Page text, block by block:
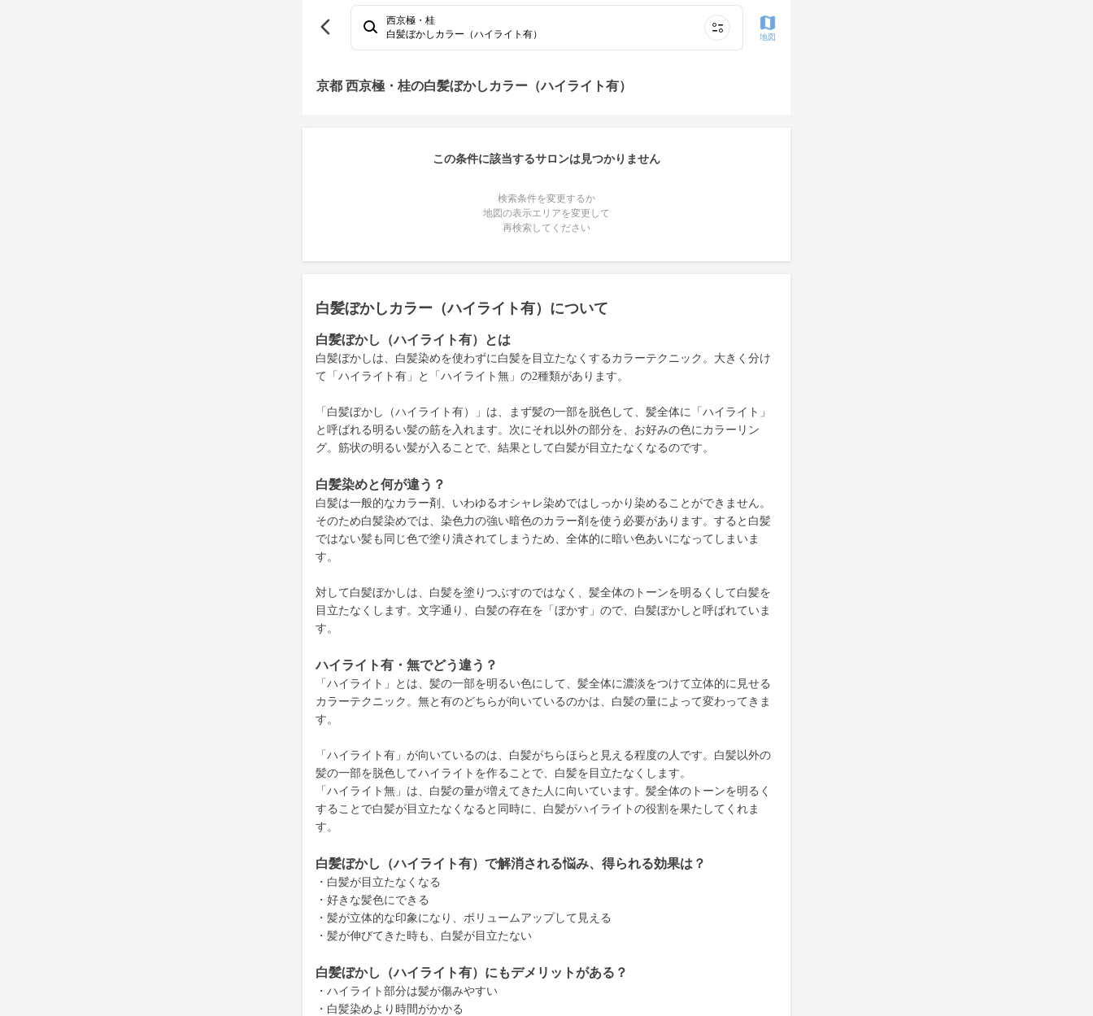
西京極・桂
白髪ぼかしカラー（ハイライト有）
地図
京都 西京極・桂の白髪ぼかしカラー（ハイライト有）
この条件に該当するサロンは見つかりません
検索条件を変更するか
地図の表示エリアを変更して
再検索してください
白髪ぼかしカラー（ハイライト有）について
白髪ぼかし（ハイライト有）とは
白髪ぼかしは、白髪染めを使わずに白髪を目立たなくするカラーテクニック。大きく分け
て「ハイライト有」と「ハイライト無」の2種類があります。
「白髪ぼかし（ハイライト有）」は、まず髪の一部を脱色して、髪全体に「ハイライト」
と呼ばれる明るい髪の筋を入れます。次にそれ以外の部分を、お好みの色にカラーリン
グ。筋状の明るい髪が入ることで、結果として白髪が目立たなくなるのです。
白髪染めと何が違う？
白髪は一般的なカラー剤、いわゆるオシャレ染めではしっかり染めることができません。
そのため白髪染めでは、染色力の強い暗色のカラー剤を使う必要があります。すると白髪
ではない髪も同じ色で塗り潰されてしまうため、全体的に暗い色あいになってしまいま
す。
対して白髪ぼかしは、白髪を塗りつぶすのではなく、髪全体のトーンを明るくして白髪を
目立たなくします。文字通り、白髪の存在を「ぼかす」ので、白髪ぼかしと呼ばれていま
す。
ハイライト有・無でどう違う？
「ハイライト」とは、髪の一部を明るい色にして、髪全体に濃淡をつけて立体的に見せる
カラーテクニック。無と有のどちらが向いているのかは、白髪の量によって変わってきま
す。
「ハイライト有」が向いているのは、白髪がちらほらと見える程度の人です。白髪以外の
髪の一部を脱色してハイライトを作ることで、白髪を目立たなくします。
「ハイライト無」は、白髪の量が増えてきた人に向いています。髪全体のトーンを明るく
することで白髪が目立たなくなると同時に、白髪がハイライトの役割を果たしてくれま
す。
白髪ぼかし（ハイライト有）で解消される悩み、得られる効果は？
・白髪が目立たなくなる
・好きな髪色にできる
・髪が立体的な印象になり、ボリュームアップして見える
・髪が伸びてきた時も、白髪が目立たない
白髪ぼかし（ハイライト有）にもデメリットがある？
・ハイライト部分は髪が傷みやすい
・白髪染めより時間がかかる